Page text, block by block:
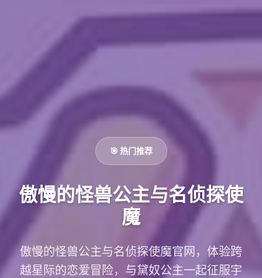
🎯 热门推荐
傲慢的怪兽公主与名侦探使
魔
傲慢的怪兽公主与名侦探使魔官网，体验跨
越星际的恋爱冒险，与黛奴公主一起征服宇